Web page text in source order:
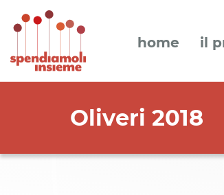
home il
Oliveri 2018